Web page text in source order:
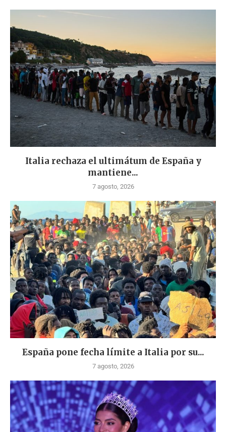
Italia rechaza el ultimátum de España y
mantiene...
7 agosto, 2026
España pone fecha límite a Italia por su...
7 agosto, 2026